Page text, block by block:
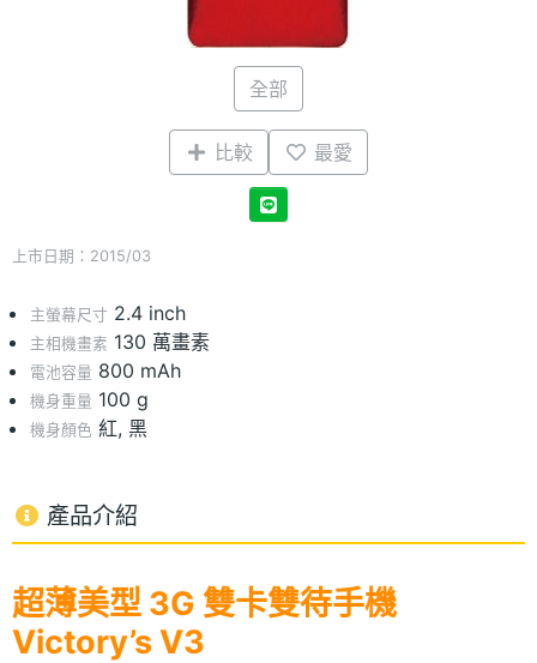
全部
比較 最愛
上市日期：2015/03
主螢幕尺寸 2.4 inch
主相機畫素 130 萬畫素
電池容量 800 mAh
機身重量 100 g
機身顏色 紅, 黑
產品介紹
超薄美型 3G 雙卡雙待手機
Victory’s V3